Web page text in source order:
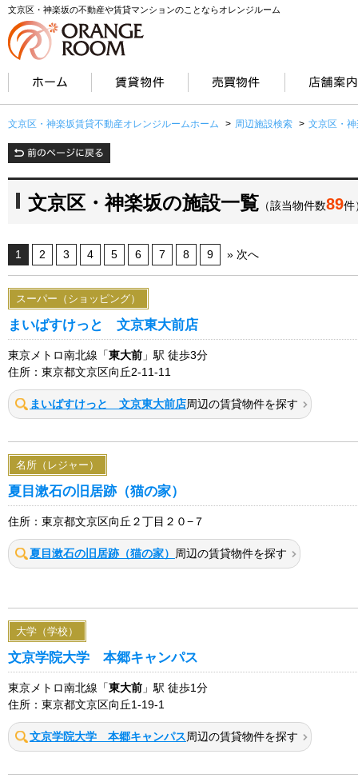
文京区・神楽坂の不動産や賃貸マンションのことならオレンジルーム
文京区・神楽坂賃貸不動産オレンジルームホーム > 周辺施設検索 > 文京区・
文京区・神楽坂の施設一覧 （該当物件数89件
1 2 3 4 5 6 7 8 9 » 次へ
スーパー（ショッピング）
まいばすけっと 文京東大前店
東京メトロ南北線「 東大前 」駅 徒歩3分
住所：東京都文京区向丘2-11-11
まいばすけっと 文京東大前店周辺の賃貸物件を探す
名所（レジャー）
夏目漱石の旧居跡（猫の家）
住所：東京都文京区向丘２丁目２０−７
夏目漱石の旧居跡（猫の家） 周辺の賃貸物件を探す
大学（学校）
文京学院大学 本郷キャンパス
東京メトロ南北線「 東大前 」駅 徒歩1分
住所：東京都文京区向丘1-19-1
文京学院大学 本郷キャンパス周辺の賃貸物件を探す